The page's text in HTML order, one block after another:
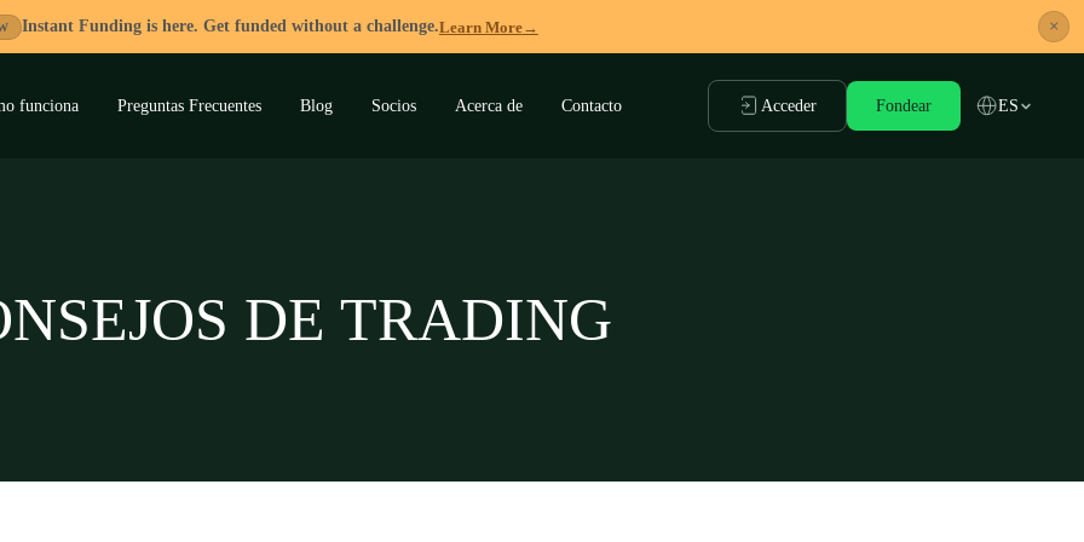
Instant Funding is here. Get funded without a challenge.Learn More→ ×
funciona Preguntas Frecuentes Blog Socios Acerca de Contacto Acceder Fondear ES
DE TRADING